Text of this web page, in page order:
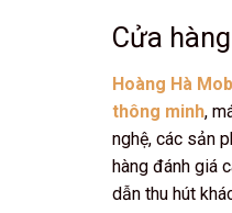
Cửa
Hoàng Hà
thông minh,
nghệ, các sản
hàng đánh giá
dẫn thu hút